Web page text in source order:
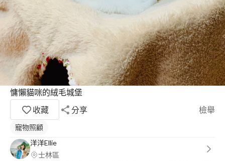
慵懶貓咪的絨毛城堡
收藏
分享 檢舉
寵物照顧
洋洋Ellie
士林區